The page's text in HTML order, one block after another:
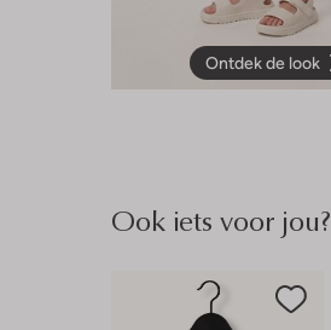
Ontdek de look
Ook iets voor jou?